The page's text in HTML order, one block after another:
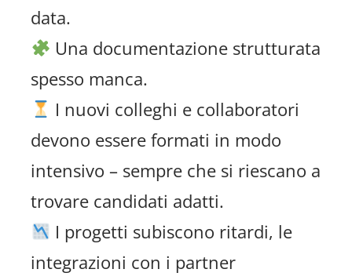
data.
Una documentazione strutturata
spesso manca.
I nuovi colleghi e collaboratori
devono essere formati in modo
intensivo – sempre che si riescano a
trovare candidati adatti.
I progetti subiscono ritardi, le
integrazioni con i partner